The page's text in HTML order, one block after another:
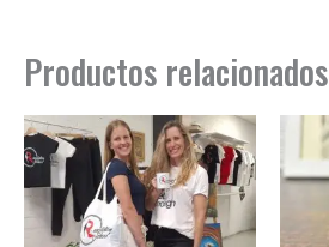
Capacidad de 325 ml.
Productos relacionados